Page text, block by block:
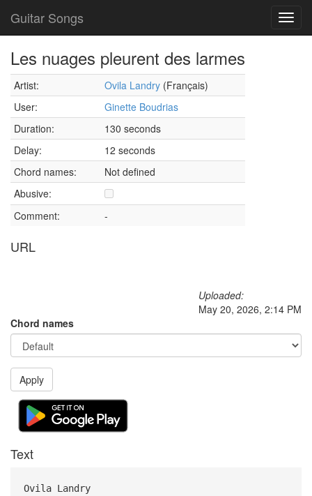
Guitar Songs
Les nuages pleurent des larmes
Artist: Ovila Landry (Français)
User:
Ginette Boudrias
Duration:
130 seconds
Delay:
12 seconds
Chord names:
Not defined
Abusive:
Comment:
-
URL
Uploaded:
May 20, 2026, 2:14 PM
Chord names
Apply
Text
Ovila Landry